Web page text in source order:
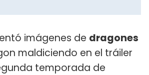
imágenes de dragones
maldiciendo en el tráiler
temporada de